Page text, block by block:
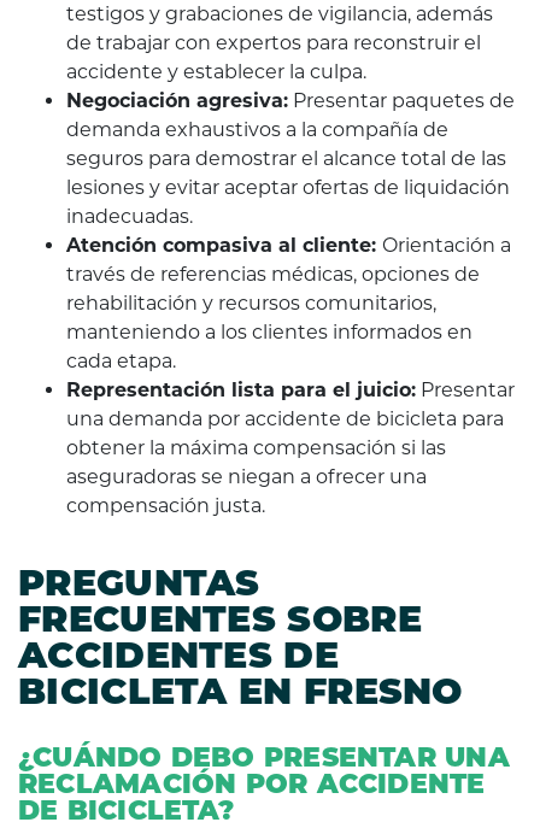
testigos y grabaciones de vigilancia, además
de trabajar con expertos para reconstruir el
accidente y establecer la culpa.
Negociación agresiva: Presentar paquetes de
demanda exhaustivos a la compañía de
seguros para demostrar el alcance total de las
lesiones y evitar aceptar ofertas de liquidación
inadecuadas.
Atención compasiva al cliente: Orientación a
través de referencias médicas, opciones de
rehabilitación y recursos comunitarios,
manteniendo a los clientes informados en
cada etapa.
Representación lista para el juicio: Presentar
una demanda por accidente de bicicleta para
obtener la máxima compensación si las
aseguradoras se niegan a ofrecer una
compensación justa.
PREGUNTAS
FRECUENTES SOBRE
ACCIDENTES DE
BICICLETA EN FRESNO
¿CUÁNDO DEBO PRESENTAR UNA
RECLAMACIÓN POR ACCIDENTE
DE BICICLETA?